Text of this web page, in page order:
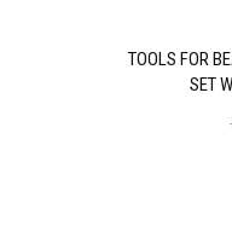
TOOLS FOR
SET